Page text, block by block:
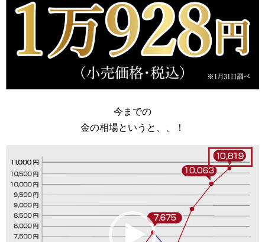
今までの
金の相場というと、、！
プ
レ
ー
ヤ